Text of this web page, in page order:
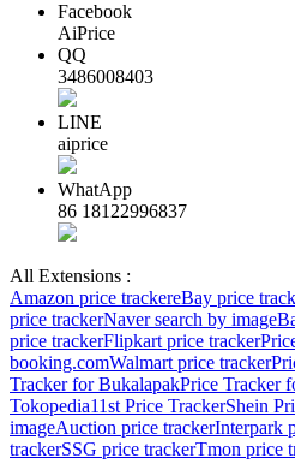
Facebook
AiPrice
QQ
3486008403
LINE
aiprice
WhatApp
86 18122996837
All Extensions :
Amazon price trackereBay price
price trackerNaver search by image
price trackerFlipkart price tracker
booking.comWalmart price tracker
Tracker for BukalapakPrice Tracker
Tokopedia11st Price TrackerShein
imageAuction price trackerInterpark
trackerSSG price trackerTmon price